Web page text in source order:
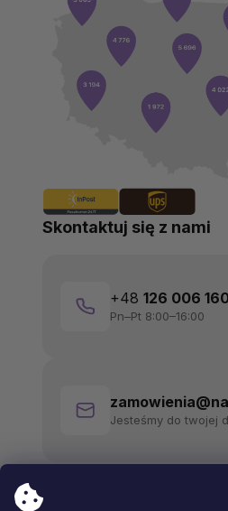
Skontaktuj się z nami
+48 126 006
Pn–Pt 8:00–16:00
Jesteśmy do twojej